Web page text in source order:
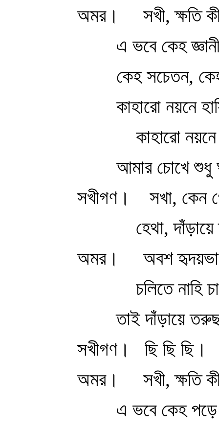
অমর।
সখী, ক্ষতি
এ ভবে কেহ
কেহ সচেতন,
কাহারো নয়নে
কাহারো
আমার চোখে
সখীগণ।
সখা, কেন
হেথা,
অমর।
অবশ
চলিতে নাহি
তাই দাঁড়ায়ে
সখীগণ।
ছি ছি ছি।
অমর।
সখী, ক্ষতি
এ ভবে কেহ